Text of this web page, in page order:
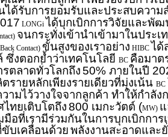
ได้รับการยอมรับและประสบความ
LONGi ได้บุกเบิกการวิจัยและพัฒ
จนกระทั่งเข้านำเข้ามาในประเ
Contact) ขั้นสูงของเราอย่าง HIBC ได้
ซึ่งตอกย้ำว่าเทคโนโลยี BC คือมาต
ตลาดทั่วโลกถึง 50% ภายในปี
รายหลักเพียงรายเดียวที่มุ่งเน้น BC
ามไว้วางใจจากลูกค้า ทำให้กำลั
ไทยเติบโตถึง800 เมกะวัตต์ (MW)
อที่เรามีร่วมกันในการบุกเบิกกา
บเคลื่อนด้วยพลังงานสะอาดและ